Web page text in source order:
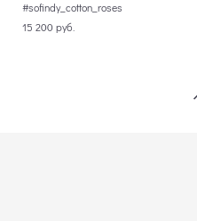
#sofindy_cotton_roses
15 200 pуб.